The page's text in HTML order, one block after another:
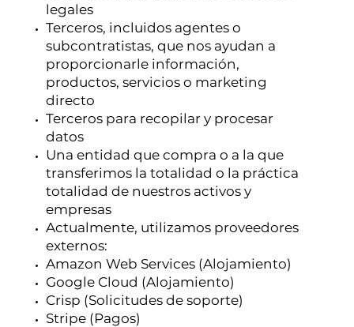
legales
Terceros, incluidos agentes o
subcontratistas, que nos ayudan a
proporcionarle información,
productos, servicios o marketing
directo
Terceros para recopilar y procesar
datos
Una entidad que compra o a la que
transferimos la totalidad o la práctica
totalidad de nuestros activos y
empresas
Actualmente, utilizamos proveedores
externos:
Amazon Web Services (Alojamiento)
Google Cloud (Alojamiento)
Crisp (Solicitudes de soporte)
Stripe (Pagos)